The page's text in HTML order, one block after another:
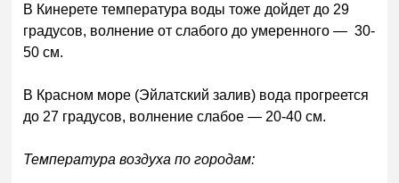
В Кинерете температура воды тоже дойдет до 29
градусов, волнение от слабого до умеренного — 30-
50 см.
В Красном море (Эйлатский залив) вода прогреется
до 27 градусов, волнение слабое — 20-40 см.
Температура воздуха по городам: